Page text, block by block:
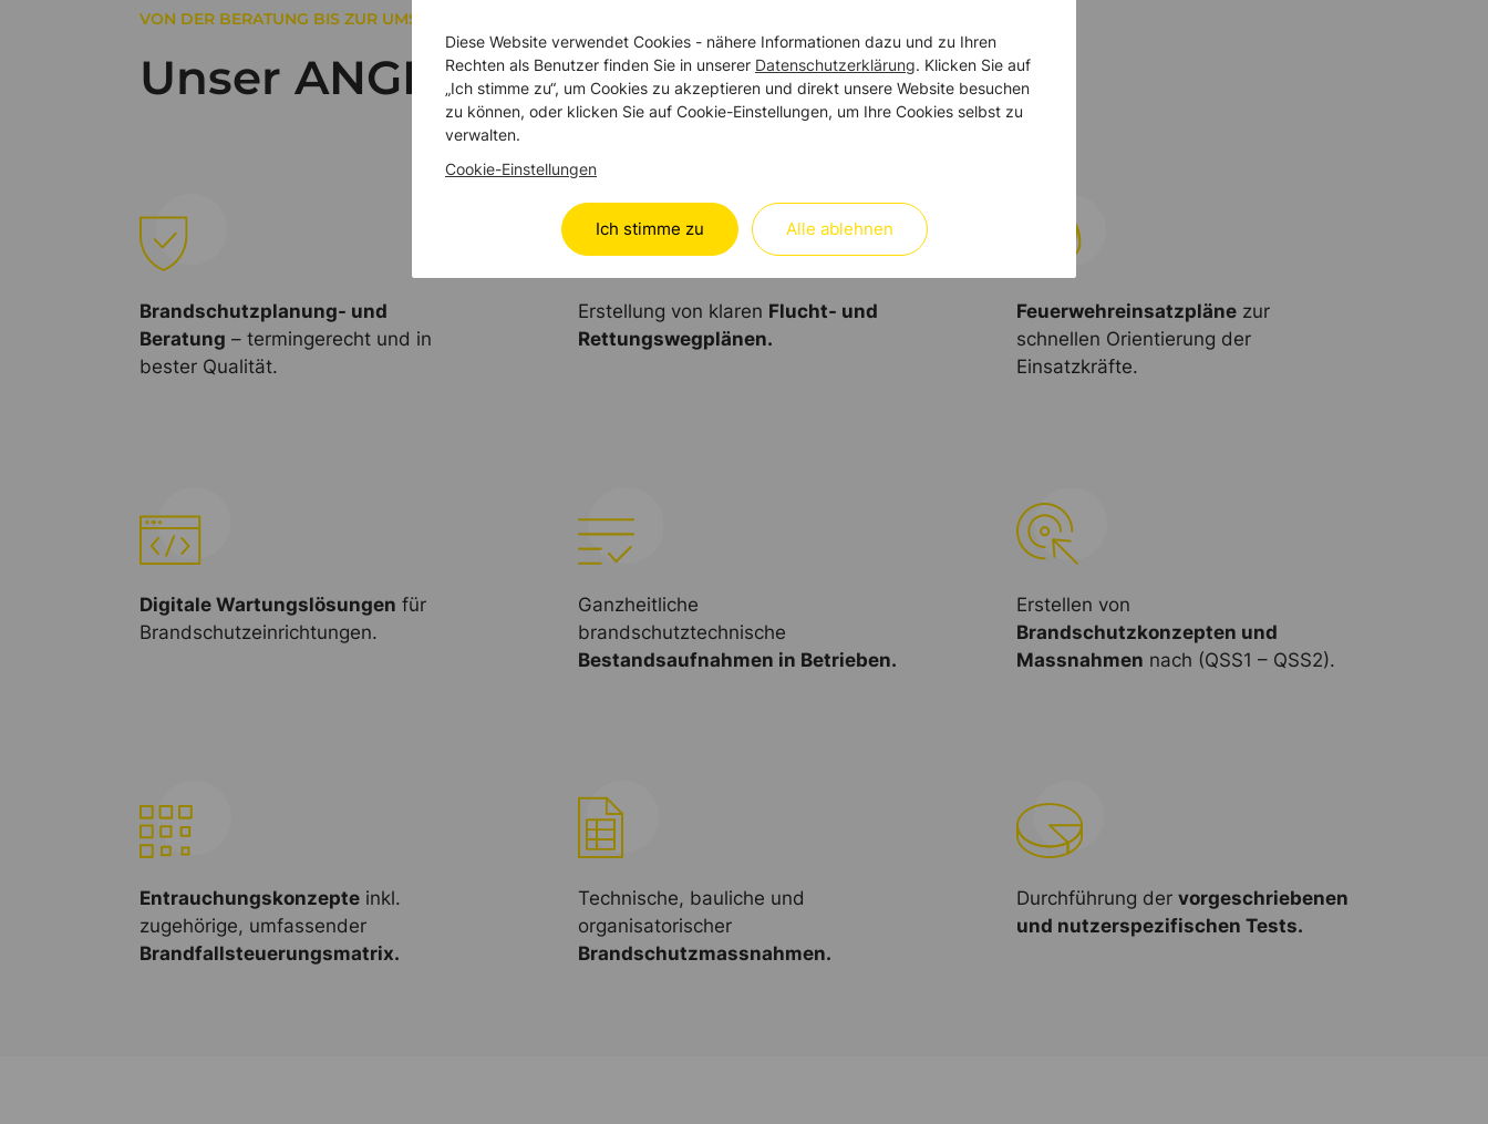
VON DER BERATUNG BIS ZUR UMSETZUNG
Unser ANGEBOT im Brandschutz.
Brandschutzplanung- und
Beratung – termingerecht und in
bester Qualität.
Erstellung von klaren Flucht- und
Rettungswegplänen.
Feuerwehreinsatzpläne zur
schnellen Orientierung der
Einsatzkräfte.
Digitale Wartungslösungen für
Brandschutzeinrichtungen.
Ganzheitliche
brandschutztechnische
Bestandsaufnahmen in Betrieben.
Erstellen von
Brandschutzkonzepten und
Massnahmen nach (QSS1 – QSS2).
Entrauchungskonzepte inkl.
zugehörige, umfassender
Brandfallsteuerungsmatrix.
Technische, bauliche und
organisatorischer
Brandschutzmassnahmen.
Durchführung der vorgeschriebenen
und nutzerspezifischen Tests.
Diese Website verwendet Cookies - nähere Informationen dazu und zu Ihren
Rechten als Benutzer finden Sie in unserer Datenschutzerklärung. Klicken Sie auf
„Ich stimme zu“, um Cookies zu akzeptieren und direkt unsere Website besuchen
zu können, oder klicken Sie auf Cookie-Einstellungen, um Ihre Cookies selbst zu
verwalten.
Cookie-Einstellungen
Ich stimme zu Alle ablehnen